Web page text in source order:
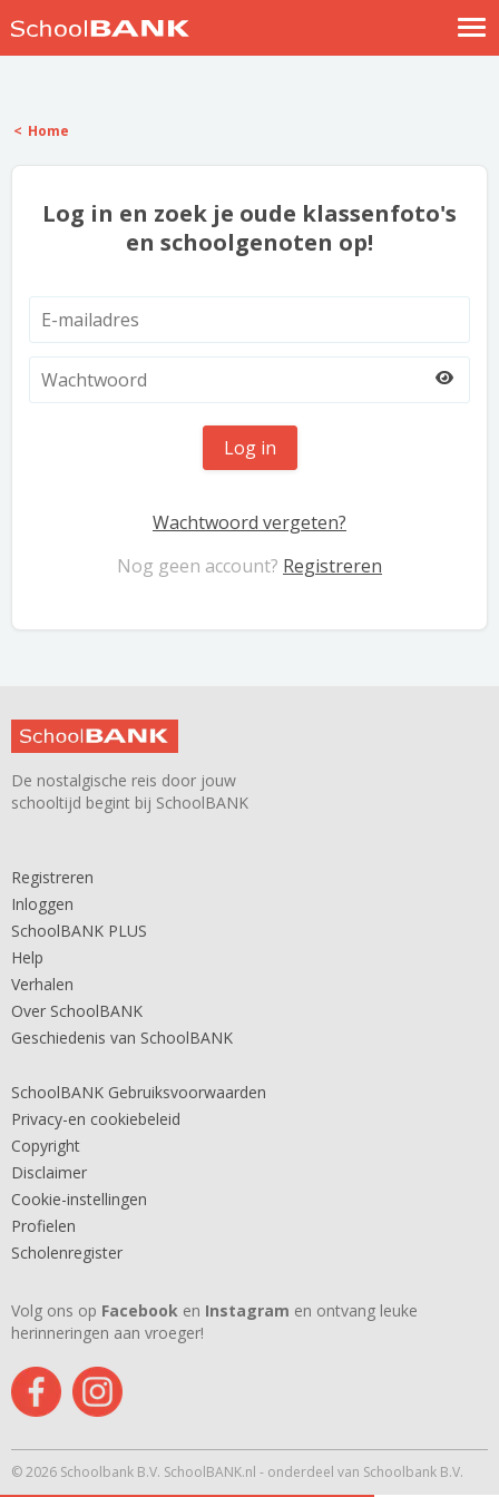
Help
Home
Log in en zoek je oude klassenfoto's
en schoolgenoten op!
Log in
Wachtwoord vergeten?
Nog geen account? Registreren
De nostalgische reis door jouw
schooltijd begint bij SchoolBANK
Registreren
Inloggen
SchoolBANK PLUS
Help
Verhalen
Over SchoolBANK
Geschiedenis van SchoolBANK
SchoolBANK Gebruiksvoorwaarden
Privacy-en cookiebeleid
Copyright
Disclaimer
Cookie-instellingen
Profielen
Scholenregister
Volg ons op Facebook en Instagram en ontvang leuke
herinneringen aan vroeger!
© 2026 Schoolbank B.V. SchoolBANK.nl - onderdeel van Schoolbank B.V.